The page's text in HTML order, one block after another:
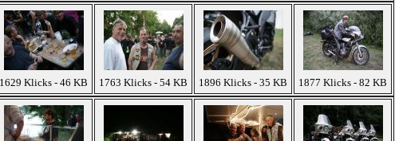
1629 Klicks - 46 KB 1763 Klicks - 54 KB 1896 Klicks - 35 KB 1877 Klicks - 82 KB